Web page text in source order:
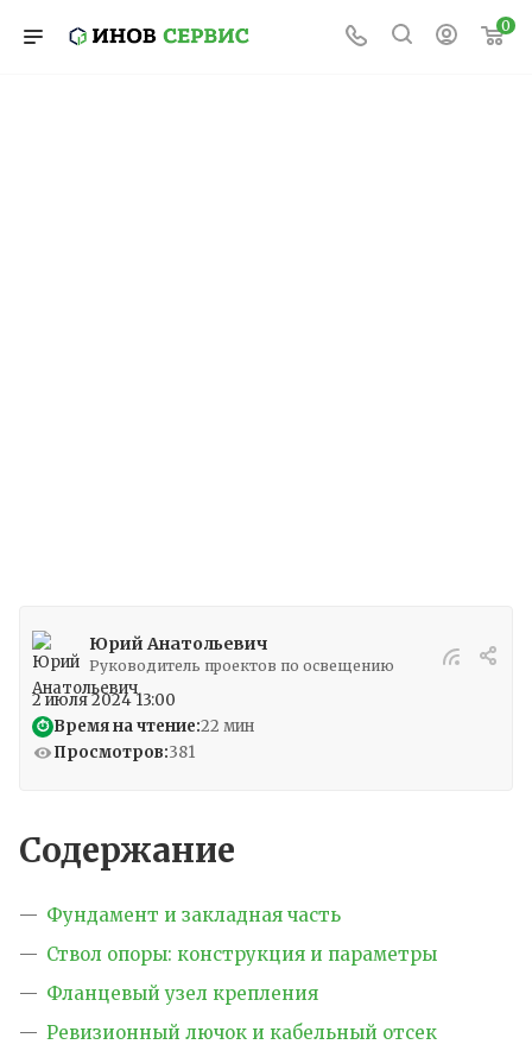
0
Юрий Анатольевич
Руководитель проектов по освещению
2 июля 2024 13:00
⏱ Время на чтение:22 мин
Просмотров:381
Содержание
Фундамент и закладная часть
Ствол опоры: конструкция и параметры
Фланцевый узел крепления
Ревизионный лючок и кабельный отсек